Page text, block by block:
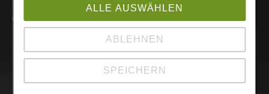
ALLE AUSWÄHLEN
ABLEHNEN
SPEICHERN